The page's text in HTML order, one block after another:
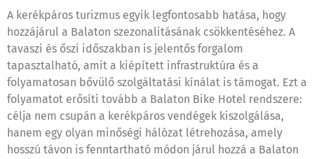
A kerékpáros turizmus egyik legfontosabb hatása, hogy
hozzájárul a Balaton szezonalitásának csökkentéséhez. A
tavaszi és őszi időszakban is jelentős forgalom
tapasztalható, amit a kiépített infrastruktúra és a
folyamatosan bővülő szolgáltatási kínálat is támogat. Ezt a
folyamatot erősíti tovább a Balaton Bike Hotel rendszere:
célja nem csupán a kerékpáros vendégek kiszolgálása,
hanem egy olyan minőségi hálózat létrehozása, amely
hosszú távon is fenntartható módon járul hozzá a Balaton